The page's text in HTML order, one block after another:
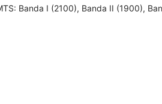
Banda I (2100), Banda II (1900),